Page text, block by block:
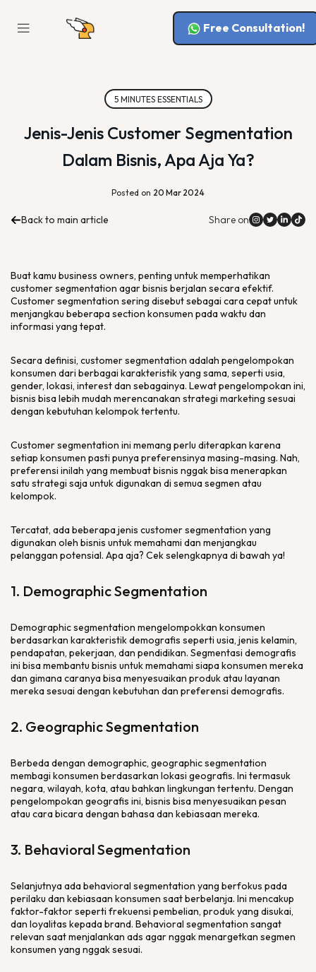
Free Consultation!
5 MINUTES ESSENTIALS
Jenis-Jenis Customer Segmentation
Dalam Bisnis, Apa Aja Ya?
Posted on 20 Mar 2024
Back to main article Share on
Buat kamu business owners, penting untuk memperhatikan
customer segmentation agar bisnis berjalan secara efektif.
Customer segmentation sering disebut sebagai cara cepat untuk
menjangkau beberapasection konsumen pada waktu dan
informasi yang tepat.
Secara definisi, customer segmentation adalah pengelompokan
konsumen dari berbagai karakteristik yang sama, seperti usia,
gender, lokasi, interestdan sebagainya. Lewat pengelompokan ini,
bisnis bisa lebih mudah merencanakan strategi marketing sesuai
dengan kebutuhan kelompok tertentu.
Customer segmentation ini memang perlu diterapkan karena
setiap konsumen pasti punya preferensinya masing-masing. Nah,
preferensi inilah yang membuat bisnis nggak bisa menerapkan
satu strategi saja untuk digunakan di semua segmen atau
kelompok.
Tercatat, ada beberapa jenis customer segmentation yang
digunakan oleh bisnis untuk memahami dan menjangkau
pelanggan potensial. Apa aja? Cek selengkapnya di bawah ya!
1. Demographic Segmentation
Demographic segmentation mengelompokkan konsumen
berdasarkan karakteristik demografis seperti usia, jenis kelamin,
pendapatan, pekerjaan, dan pendidikan. Segmentasi demografis
ini bisa membantu bisnis untuk memahami siapa konsumen mereka
dan gimana caranya bisa menyesuaikan produk atau layanan
mereka sesuai dengan kebutuhan dan preferensi demografis.
2. Geographic Segmentation
Berbeda dengan demographic, geographic segmentation
membagi konsumen berdasarkan lokasi geografis. Ini termasuk
negara, wilayah, kota, atau bahkan lingkungan tertentu. Dengan
pengelompokan geografis ini, bisnis bisa menyesuaikan pesan
atau cara bicara dengan bahasa dan kebiasaan mereka.
3. Behavioral Segmentation
Selanjutnya adabehavioral segmentation yang berfokus pada
perilaku dan kebiasaan konsumen saat berbelanja. Ini mencakup
faktor-faktor seperti frekuensi pembelian, produk yang disukai,
dan loyalitas kepadabrand. Behavioral segmentation sangat
relevan saat menjalankan ads agar nggak menargetkan segmen
konsumen yang nggak sesuai.